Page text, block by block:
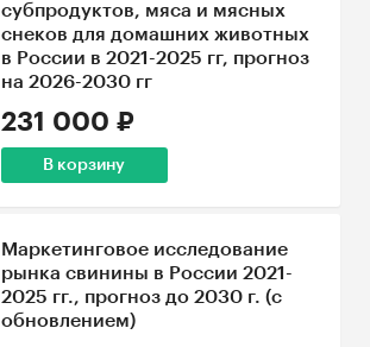
субпродуктов, мяса и мясных
снеков для домашних животных
в России в 2021-2025 гг, прогноз
на 2026-2030 гг
231 000 ₽
В корзину
Маркетинговое исследование
рынка свинины в России 2021-
2025 гг., прогноз до 2030 г. (с
обновлением)